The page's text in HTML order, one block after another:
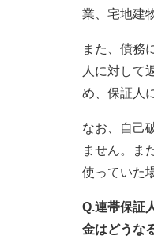
業、宅地建
また、債務
人に対して
め、保証人
なお、自己
ません。ま
使っていた
Q.連帯保証
金はどうな